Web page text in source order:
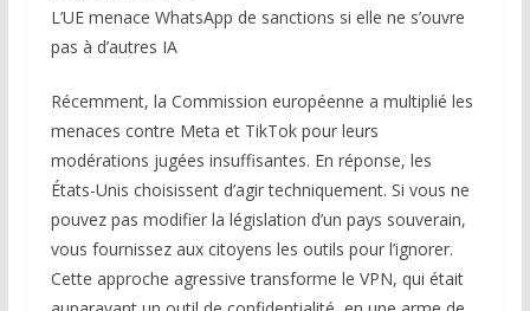
L’UE menace WhatsApp de sanctions si elle ne s’ouvre
pas à d’autres IA
Récemment, la Commission européenne a multiplié les
menaces contre Meta et TikTok pour leurs
modérations jugées insuffisantes. En réponse, les
États-Unis choisissent d’agir techniquement. Si vous ne
pouvez pas modifier la législation d’un pays souverain,
vous fournissez aux citoyens les outils pour l’ignorer.
Cette approche agressive transforme le VPN, qui était